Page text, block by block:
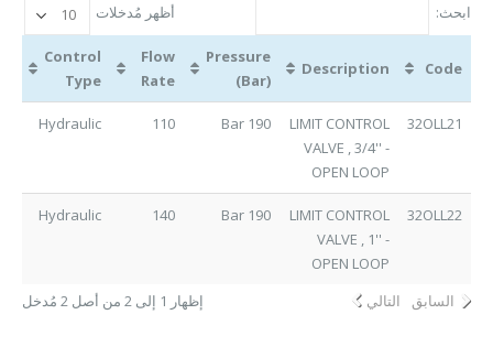
أظهر مُدخلات ابحث:
Code
Description
Pressure
(Bar)
Flow
Rate
Control
Type
32OLL21
LIMIT CONTROL
VALVE , 3/4'' -
OPEN LOOP
190 Bar
110
Hydraulic
32OLL22
LIMIT CONTROL
VALVE , 1'' -
OPEN LOOP
190 Bar
140
Hydraulic
إظهار 1 إلى 2 من أصل 2 مُدخل السابق التالي